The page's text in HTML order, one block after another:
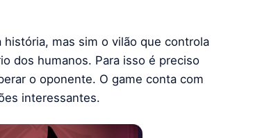
mas sim o vilão que controla
dos humanos. Para isso é preciso
o oponente. O game conta com
interessantes.